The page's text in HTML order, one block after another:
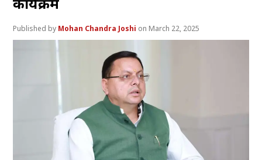
Mohan Chandra Joshi March 22, 2025